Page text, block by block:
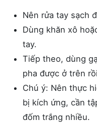
Nên rửa tay sạch
Dùng khăn xô
tay.
Tiếp theo, dùng
pha được ở trên
Chú ý: Nên thực
bị kích ứng, cần
đốm trắng nhiều.